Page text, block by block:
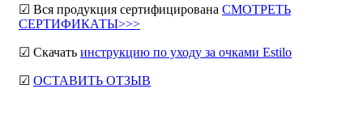
☑ Вся продукция сертифицирована СМОТРЕТЬ
СЕРТИФИКАТЫ>>>
☑ Скачать инструкцию по уходу за очками Estilo
☑ ОСТАВИТЬ ОТЗЫВ